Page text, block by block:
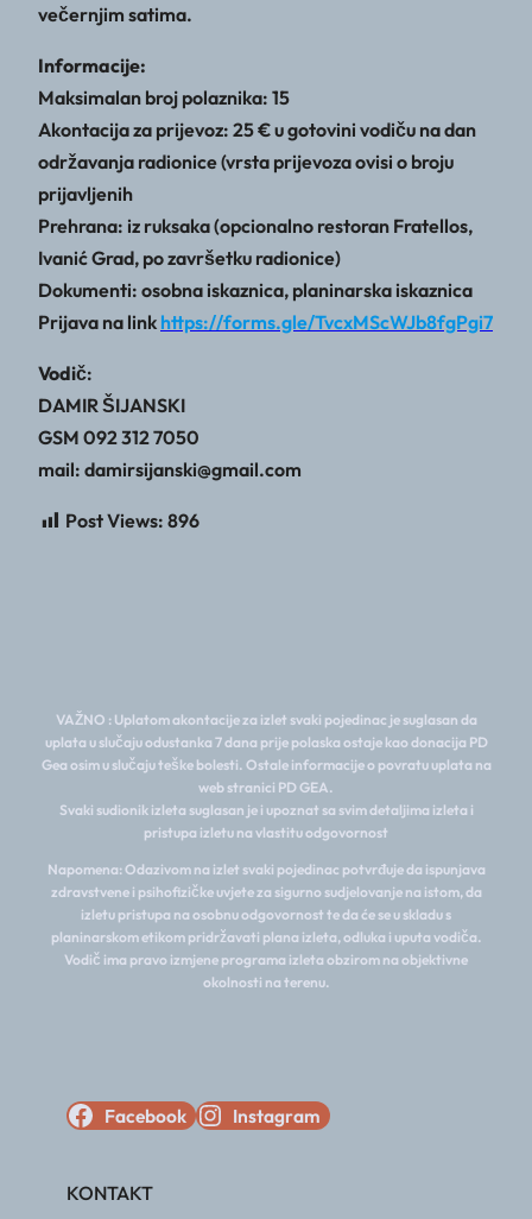
večernjim satima.
Informacije:
Maksimalan broj polaznika: 15
Akontacija za prijevoz: 25 € u gotovini vodiču na dan
održavanja radionice (vrsta prijevoza ovisi o broju
prijavljenih
Prehrana: iz ruksaka (opcionalno restoran Fratellos,
Ivanić Grad, po završetku radionice)
Dokumenti: osobna iskaznica, planinarska iskaznica
Prijava na link https://forms.gle/TvcxMScWJb8fgPgi7
Vodič:
DAMIR ŠIJANSKI
GSM 092 312 7050
mail: damirsijanski@gmail.com
Post Views: 896
VAŽNO : Uplatom akontacije za izlet svaki pojedinac je suglasan da
uplata u slučaju odustanka 7 dana prije polaska ostaje kao donacija PD
Gea osim u slučaju teške bolesti. Ostale informacije o povratu uplata na
web stranici PD GEA.
Svaki sudionik izleta suglasan je i upoznat sa svim detaljima izleta i
pristupa izletu na vlastitu odgovornost
Napomena: Odazivom na izlet svaki pojedinac potvrđuje da ispunjava
zdravstvene i psihofizičke uvjete za sigurno sudjelovanje na istom, da
izletu pristupa na osobnu odgovornost te da će se u skladu s
planinarskom etikom pridržavati plana izleta, odluka i uputa vodiča.
Vodič ima pravo izmjene programa izleta obzirom na objektivne
okolnosti na terenu.
Facebook Instagram
KONTAKT